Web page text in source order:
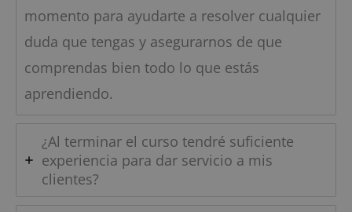
momento para ayudarte a resolver cualquier
duda que tengas y asegurarnos de que
comprendas bien todo lo que estás
aprendiendo.
¿Al terminar el curso tendré suficiente
experiencia para dar servicio a mis
clientes?